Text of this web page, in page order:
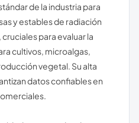
de la industria para
y estables de radiación
para evaluar la
cultivos, microalgas,
vegetal. Su alta
datos confiables en